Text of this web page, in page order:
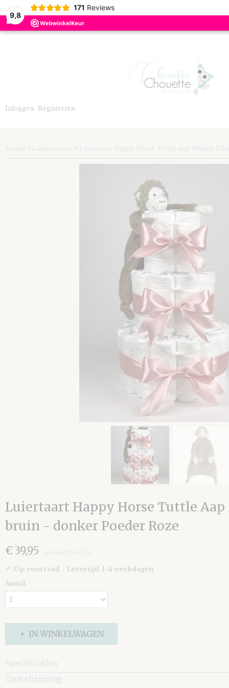
9,8
171 Reviews
Inloggen Registreren
Home > Luiertaarten > Luiertaart Happy Horse Tuttle Aap Mickey
Luiertaart Happy Horse Tuttle
bruin - donker Poeder Roze
€ 39,95
✓ Op voorraad - Levertijd 1-4 werkdagen
Aantal
IN WINKELWAGEN
Specificaties
EAN code
Omschrijving